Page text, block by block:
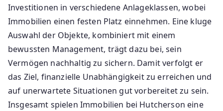
Investitionen in verschiedene Anlageklassen, wobei
Immobilien einen festen Platz einnehmen. Eine kluge
Auswahl der Objekte, kombiniert mit einem
bewussten Management, trägt dazu bei, sein
Vermögen nachhaltig zu sichern. Damit verfolgt er
das Ziel, finanzielle Unabhängigkeit zu erreichen und
auf unerwartete Situationen gut vorbereitet zu sein.
Insgesamt spielen Immobilien bei Hutcherson eine